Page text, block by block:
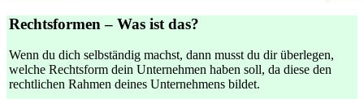
Rechtsformen – Was ist das?
Wenn du dich selbständig machst, dann musst du dir überlegen,
welche Rechtsform dein Unternehmen haben soll, da diese den
rechtlichen Rahmen deines Unternehmens bildet.